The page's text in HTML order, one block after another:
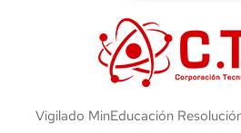
Vigilado MinEducación